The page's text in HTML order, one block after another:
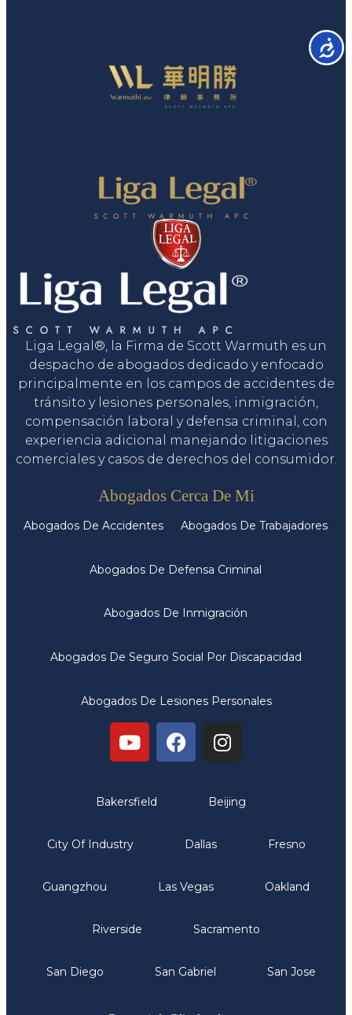
Liga Legal®, la Firma de Scott Warmuth es un
despacho de abogados dedicado y enfocado
principalmente en los campos de accidentes de
tránsito y lesiones personales, inmigración,
compensación laboral y defensa criminal, con
experiencia adicional manejando litigaciones
comerciales y casos de derechos del consumidor.
Abogados Cerca De Mi
Abogados De Accidentes Abogados De Trabajadores
Abogados De Defensa Criminal
Abogados De Inmigración
Abogados De Seguro Social Por Discapacidad
Abogados De Lesiones Personales
Bakersfield Beijing
City Of Industry Dallas Fresno
Guangzhou Las Vegas Oakland
Riverside Sacramento
San Diego San Gabriel San Jose